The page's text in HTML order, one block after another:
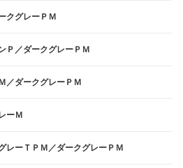
クグレーＰＭ
Ｐ／ダークグレーＰＭ
／ダークグレーＰＭ
ーＭ
レーＴＰＭ／ダークグレーＰＭ